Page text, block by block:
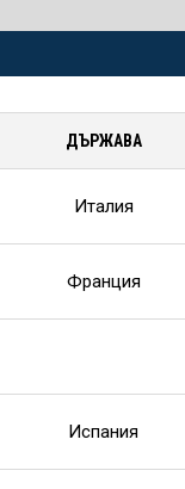
ДЪРЖАВА
Италия
Франция
Испания